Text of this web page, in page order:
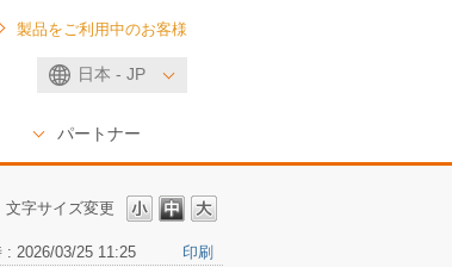
日本 - JP
パートナー
製品をご利用中のお客様
文字サイズ変更
: 2026/03/25 11:25 印刷